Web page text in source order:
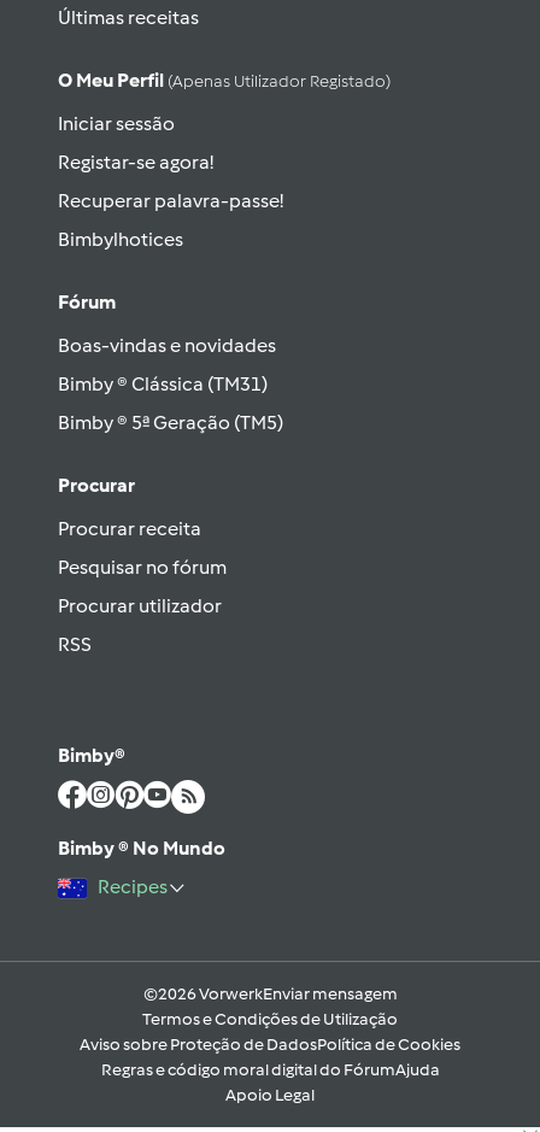
Últimas receitas
O Meu Perfil (apenas Utilizador Registado)
Iniciar sessão
Registar-se agora!
Recuperar palavra-passe!
Bimbylhotices
Fórum
Boas-vindas e novidades
Bimby ® Clássica (TM31)
Bimby ® 5ª Geração (TM5)
Procurar
Procurar receita
Pesquisar no fórum
Procurar utilizador
RSS
Bimby®
Bimby ® No Mundo
Recipes
©2026 VorwerkEnviar mensagem
Termos e Condições de Utilização
Aviso sobre Proteção de DadosPolítica de Cookies
Regras e código moral digital do FórumAjuda
Apoio Legal